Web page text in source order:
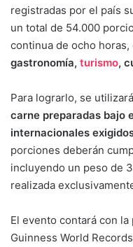
registradas por el país
un total de 54.000
continua de ocho horas,
gastronomía, turismo,
Para lograrlo, se
carne preparadas bajo
internacionales
porciones deberán
incluyendo un peso de
realizada
El evento contará con
Guinness World